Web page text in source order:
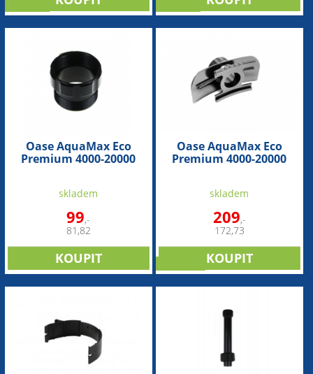
Oase AquaMax Eco
Premium 4000-20000
skladem
99,-
81,82
Oase AquaMax Eco
Premium 4000-20000
skladem
209,-
172,73